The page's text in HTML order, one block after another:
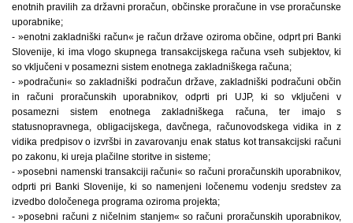
enotnih pravilih za državni proračun, občinske proračune in vse proračunske
uporabnike;
- »enotni zakladniški račun« je račun države oziroma občine, odprt pri Banki
Slovenije, ki ima vlogo skupnega transakcijskega računa vseh subjektov, ki
so vključeni v posamezni sistem enotnega zakladniškega računa;
- »podračuni« so zakladniški podračun države, zakladniški podračuni občin
in računi proračunskih uporabnikov, odprti pri UJP, ki so vključeni v
posamezni sistem enotnega zakladniškega računa, ter imajo s
statusnopravnega, obligacijskega, davčnega, računovodskega vidika in z
vidika predpisov o izvršbi in zavarovanju enak status kot transakcijski računi
po zakonu, ki ureja plačilne storitve in sisteme;
- »posebni namenski transakciji računi« so računi proračunskih uporabnikov,
odprti pri Banki Slovenije, ki so namenjeni ločenemu vodenju sredstev za
izvedbo določenega programa oziroma projekta;
- »posebni računi z ničelnim stanjem« so računi proračunskih uporabnikov,